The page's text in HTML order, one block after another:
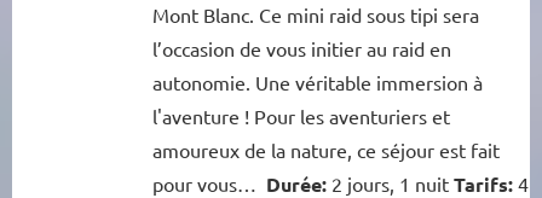
Mont Blanc. Ce mini raid sous tipi sera
l’occasion de vous initier au raid en
autonomie. Une véritable immersion à
l'aventure ! Pour les aventuriers et
amoureux de la nature, ce séjour est fait
pour vous…
Durée:2 jours, 1 nuit Tarifs:4